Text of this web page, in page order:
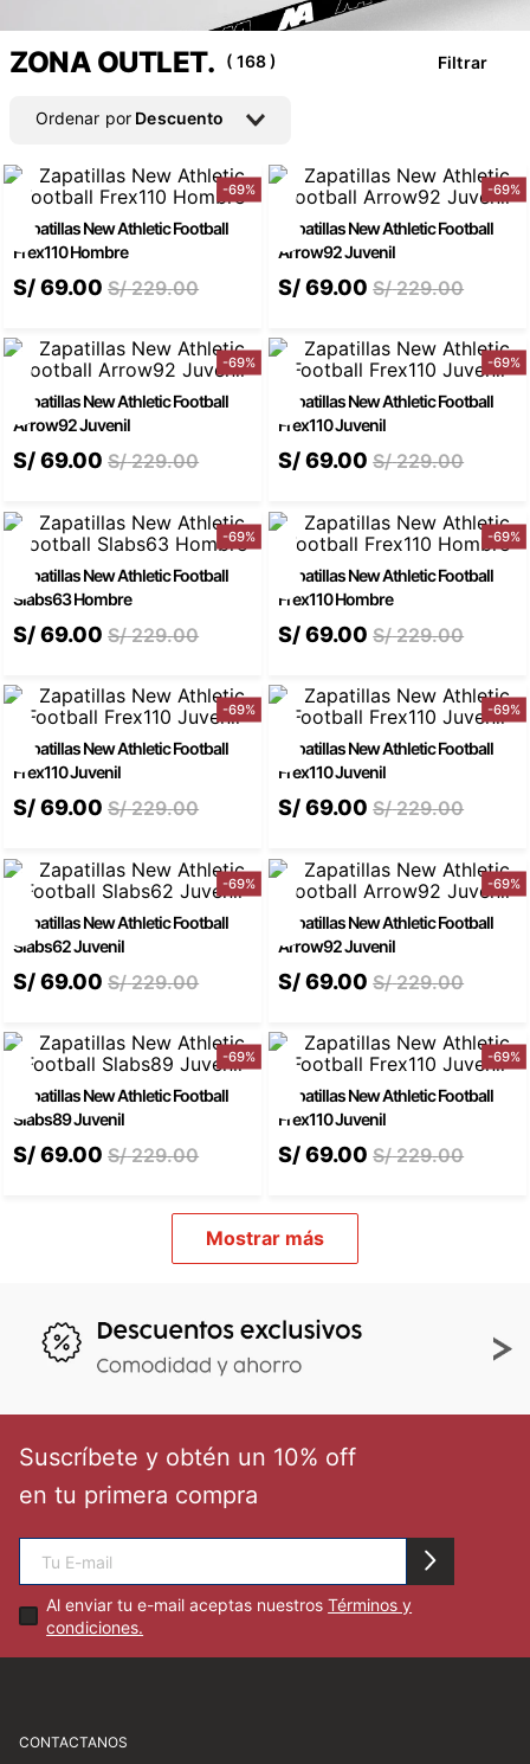
Tiendas
ZONA OUTLET. 168 Filtrar
Ordenar por Descuento
-69%
Zapatillas New Athletic Football
Frex110 Hombre
S/ 229.00
S/69.00
-69%
Zapatillas New Athletic Football
Arrow92 Juvenil
S/ 229.00
S/69.00
-69%
Zapatillas New Athletic Football
Arrow92 Juvenil
S/ 229.00
S/69.00
-69%
Zapatillas New Athletic Football
Frex110 Juvenil
S/ 229.00
S/69.00
-69%
Zapatillas New Athletic Football
Slabs63 Hombre
S/ 229.00
S/69.00
-69%
Zapatillas New Athletic Football
Frex110 Hombre
S/ 229.00
S/69.00
-69%
Zapatillas New Athletic Football
Frex110 Juvenil
S/ 229.00
S/69.00
-69%
Zapatillas New Athletic Football
Frex110 Juvenil
S/ 229.00
S/69.00
-69%
Zapatillas New Athletic Football
Slabs62 Juvenil
S/ 229.00
S/69.00
-69%
Zapatillas New Athletic Football
Arrow92 Juvenil
S/ 229.00
S/69.00
-69%
Zapatillas New Athletic Football
Slabs89 Juvenil
S/ 229.00
S/69.00
-69%
Zapatillas New Athletic Football
Frex110 Juvenil
S/ 229.00
S/69.00
Mostrar más
Suscríbete y obtén un 10% off
en tu primera compra
Al enviar tu e-mail aceptas nuestrosTérminos y
condiciones.
CONTACTANOS